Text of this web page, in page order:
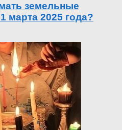
земельные
марта 2025 года?